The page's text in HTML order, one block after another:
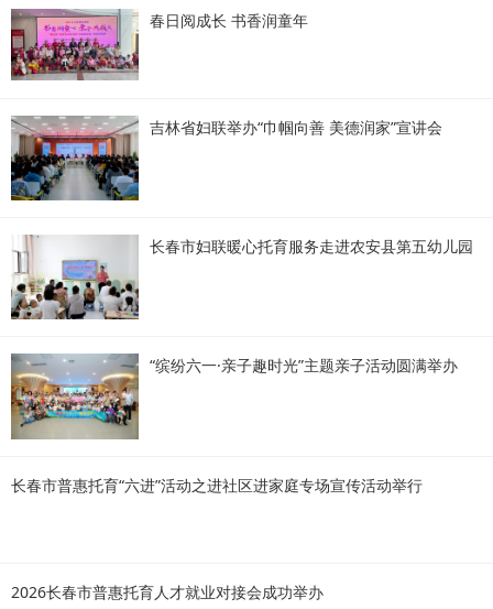
春日阅成长 书香润童年
吉林省妇联举办“巾帼向善 美德润家”宣讲会
长春市妇联暖心托育服务走进农安县第五幼儿园
“缤纷六一·亲子趣时光”主题亲子活动圆满举办
长春市普惠托育“六进”活动之进社区进家庭专场宣传活动举行
2026长春市普惠托育人才就业对接会成功举办